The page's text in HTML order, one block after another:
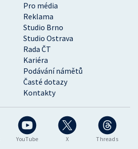
YouTube X Threads
Pro média
Reklama
Studio Brno
Studio Ostrava
Rada ČT
Kariéra
Podávání námětů
Časté dotazy
Kontakty